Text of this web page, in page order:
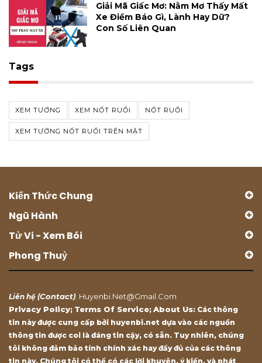
Giải Mã Giấc Mơ: Nằm Mơ Thấy Mất
Xe Điềm Báo Gì, Lành Hay Dữ?
Con Số Liên Quan
Tags
XEM TƯỚNG XEM NỐT RUỒI NỐT RUỒI
XEM TƯỚNG NỐT RUỒI TRÊN MẶT
Kiến Thức Chung
Ngũ Hành
Tử Vi - Xem Bói
Phong Thuỷ
Liên hệ (Contact): Huyenbi.net@gmail.com
Privacy Policy; Terms Of Service; About Us: Các thông
tin này được cung cấp bởi huyenbi.net dựa vào các nguồn
thông tin được coi là đáng tin cậy, có sẵn. Tuy nhiên, chúng
tôi không đảm bảo tính chính xác hay đầy đủ của các thông
tin này. Chúng tôi có thể có các lời khuyên, ý kiến, và phát